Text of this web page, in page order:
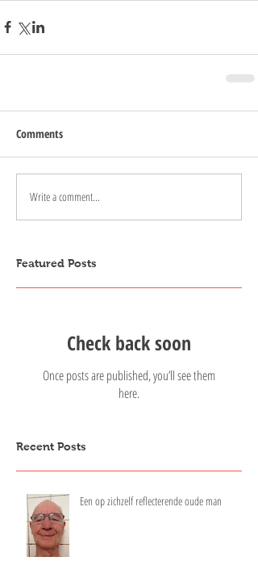
Comments
Write a comment...
Featured Posts
Check back soon
Once posts are published, you’ll see them
here.
Recent Posts
Een op zichzelf reflecterende oude man